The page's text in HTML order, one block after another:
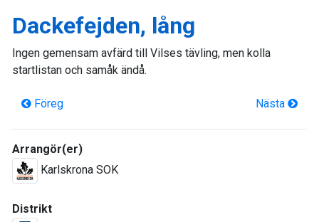
Dackefejden, lång
Ingen gemensam avfärd till Vilses tävling, men kolla
startlistan och samåk ändå.
Föreg Nästa
Arrangör(er)
Karlskrona SOK
Distrikt